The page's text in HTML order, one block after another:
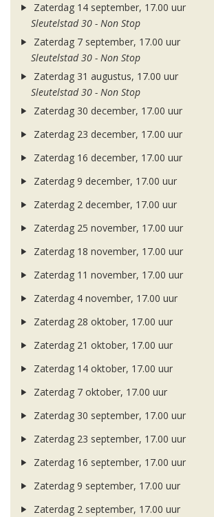
Zaterdag 14 september, 17.00 uur
Sleutelstad 30 - Non Stop
Zaterdag 7 september, 17.00 uur
Sleutelstad 30 - Non Stop
Zaterdag 31 augustus, 17.00 uur
Sleutelstad 30 - Non Stop
Zaterdag 30 december, 17.00 uur
Zaterdag 23 december, 17.00 uur
Zaterdag 16 december, 17.00 uur
Zaterdag 9 december, 17.00 uur
Zaterdag 2 december, 17.00 uur
Zaterdag 25 november, 17.00 uur
Zaterdag 18 november, 17.00 uur
Zaterdag 11 november, 17.00 uur
Zaterdag 4 november, 17.00 uur
Zaterdag 28 oktober, 17.00 uur
Zaterdag 21 oktober, 17.00 uur
Zaterdag 14 oktober, 17.00 uur
Zaterdag 7 oktober, 17.00 uur
Zaterdag 30 september, 17.00 uur
Zaterdag 23 september, 17.00 uur
Zaterdag 16 september, 17.00 uur
Zaterdag 9 september, 17.00 uur
Zaterdag 2 september, 17.00 uur